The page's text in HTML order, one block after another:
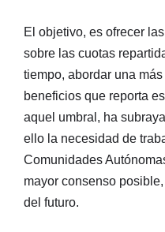
El objetivo, es ofrecer
sobre las cuotas
tiempo, abordar una
beneficios que reporta
aquel umbral, ha
ello la necesidad de
Comunidades
mayor consenso
del futuro.